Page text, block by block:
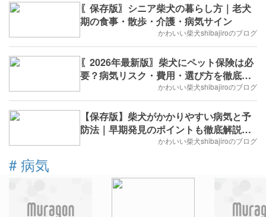
〖保存版〗シニア柴犬の暮らし方｜老犬
期の食事・散歩・介護・病気サイン
かわいい柴犬shibajiroのブログ
〖2026年最新版〗柴犬にペット保険は必
要？病気リスク・費用・選び方を徹底比
かわいい柴犬shibajiroのブログ
【保存版】柴犬がかかりやすい病気と予
防法｜早期発見のポイントも徹底解説保
かわいい柴犬shibajiroのブログ
# 病気